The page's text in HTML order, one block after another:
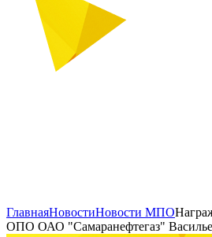
ГлавнаяНовостиНовости МПО
ОПО ОАО "Самаранефтегаз"